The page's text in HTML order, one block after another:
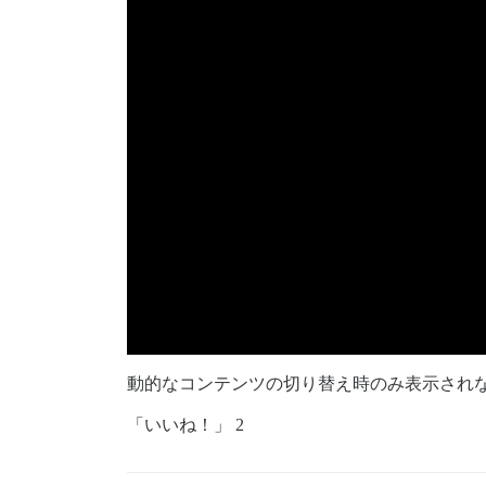
動的なコンテンツの切り替え時のみ表示され
「いいね！」 2